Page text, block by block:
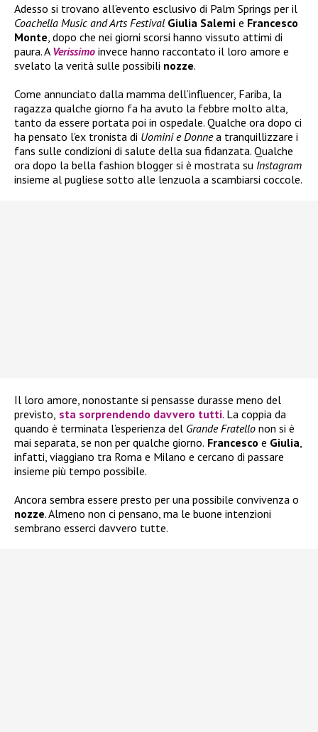
Adesso si trovano all’evento esclusivo di Palm Springs per il
Coachella Music and Arts Festival Giulia Salemi e Francesco
Monte , dopo che nei giorni scorsi hanno vissuto attimi di
paura. A Verissimo invece hanno raccontato il loro amore e
svelato la verità sulle possibili nozze.
Come annunciato dalla mamma dell’influencer, Fariba, la
ragazza qualche giorno fa ha avuto la febbre molto alta,
tanto da essere portata poi in ospedale. Qualche ora dopo ci
ha pensato l’ex tronista di Uomini e Donnea tranquillizzare i
fans sulle condizioni di salute della sua fidanzata. Qualche
ora dopo la bella fashion blogger si è mostrata su Instagram
insieme al pugliese sotto alle lenzuola a scambiarsi coccole.
Il loro amore, nonostante si pensasse durasse meno del
previsto, sta sorprendendo davvero tutti. La coppia da
quando è terminata l’esperienza del Grande Fratello non si è
mai separata, se non per qualche giorno. Francesco e Giulia
infatti, viaggiano tra Roma e Milano e cercano di passare
insieme più tempo possibile.
Ancora sembra essere presto per una possibile convivenza o
nozze. Almeno non ci pensano, ma le buone intenzioni
sembrano esserci davvero tutte.